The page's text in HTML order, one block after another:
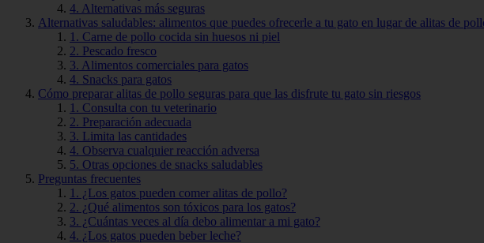
4. Alternativas más seguras
Alternativas saludables: alimentos que puedes ofrecerle a tu gato en lugar de alitas de
1. Carne de pollo cocida sin huesos ni piel
2. Pescado fresco
3. Alimentos comerciales para gatos
4. Snacks para gatos
Cómo preparar alitas de pollo seguras para que las disfrute tu gato sin riesgos
1. Consulta con tu veterinario
2. Preparación adecuada
3. Limita las cantidades
4. Observa cualquier reacción adversa
5. Otras opciones de snacks saludables
Preguntas frecuentes
1. ¿Los gatos pueden comer alitas de pollo?
2. ¿Qué alimentos son tóxicos para los gatos?
3. ¿Cuántas veces al día debo alimentar a mi gato?
4. ¿Los gatos pueden beber leche?